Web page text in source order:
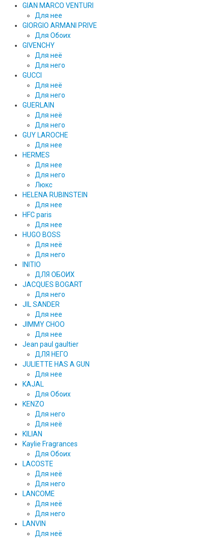
GIAN MARCO VENTURI
Для нее
GIORGIO ARMANI PRIVE
Для Обоих
GIVENCHY
Для неё
Для него
GUCCI
Для неё
Для него
GUERLAIN
Для неё
Для него
GUY LAROCHE
Для нее
HERMES
Для нее
Для него
Люкс
HELENA RUBINSTEIN
Для нее
HFC paris
Для нее
HUGO BOSS
Для неё
Для него
INITIO
ДЛЯ ОБОИХ
JACQUES BOGART
Для него
JIL SANDER
Для нее
JIMMY CHOO
Для нее
Jean paul gaultier
ДЛЯ НЕГО
JULIETTE HAS A GUN
Для нее
KAJAL
Для Обоих
KENZO
Для него
Для неё
KILIAN
Kaylie Fragrances
Для Обоих
LACOSTE
Для неё
Для него
LANCOME
Для неё
Для него
LANVIN
Для неё